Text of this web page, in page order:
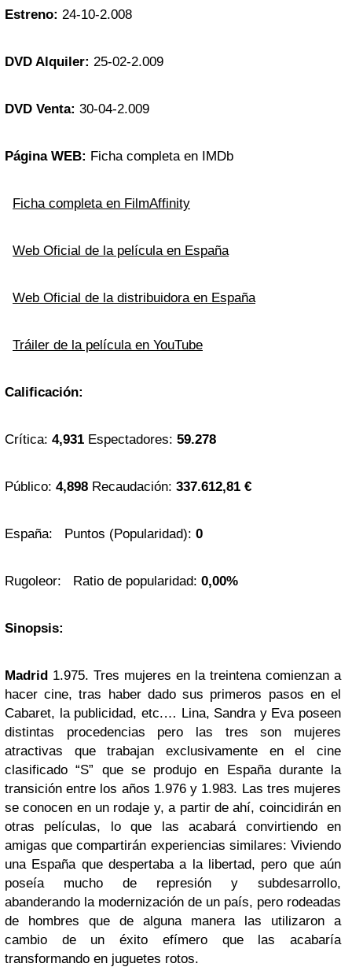
Estreno: 24-10-2.008
DVD Alquiler: 25-02-2.009
DVD Venta: 30-04-2.009
Página WEB: Ficha completa en IMDb
Ficha completa en FilmAffinity
Web Oficial de la película en España
Web Oficial de la distribuidora en España
Tráiler de la película en YouTube
Calificación:
Crítica: 4,931 Espectadores: 59.278
Público: 4,898 Recaudación: 337.612,81 €
España: Puntos (Popularidad): 0
Rugoleor: Ratio de popularidad: 0,00%
Sinopsis:
Madrid 1.975. Tres mujeres en la treintena comienzan a
hacer cine, tras haber dado sus primeros pasos en el
Cabaret, la publicidad, etc.… Lina, Sandra y Eva poseen
distintas procedencias pero las tres son mujeres
atractivas que trabajan exclusivamente en el cine
clasificado “S” que se produjo en España durante la
transición entre los años 1.976 y 1.983. Las tres mujeres
se conocen en un rodaje y, a partir de ahí, coincidirán en
otras películas, lo que las acabará convirtiendo en
amigas que compartirán experiencias similares: Viviendo
una España que despertaba a la libertad, pero que aún
poseía mucho de represión y subdesarrollo,
abanderando la modernización de un país, pero rodeadas
de hombres que de alguna manera las utilizaron a
cambio de un éxito efímero que las acabaría
transformando en juguetes rotos.